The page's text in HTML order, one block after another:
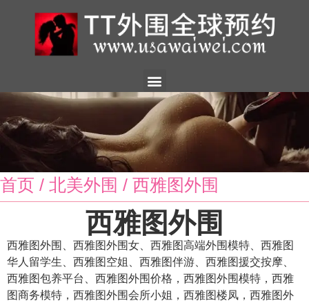
首页 / 北美外围 / 西雅图外围
西雅图外围
西雅图外围、西雅图外围女、西雅图高端外围模特、西雅图
华人留学生、西雅图空姐、西雅图伴游、西雅图援交按摩、
西雅图包养平台、西雅图外围价格，西雅图外围模特，西雅
图商务模特，西雅图外围会所小姐，西雅图楼凤，西雅图外